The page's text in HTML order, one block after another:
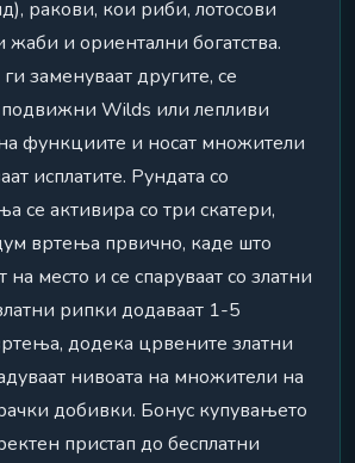
ракови, кои риби, лотосови
жаби и ориентални богатства.
заменуваат другите, се
подвижни Wilds или лепливи
функциите и носат множители
исплатите. Рундата со
се активира со три скатери,
вртења првично, каде што
на место и се спаруваат со златни
рипки додаваат 1-5
додека црвените златни
нивоата на множители на
добивки. Бонус купувањето
пристап до бесплатни